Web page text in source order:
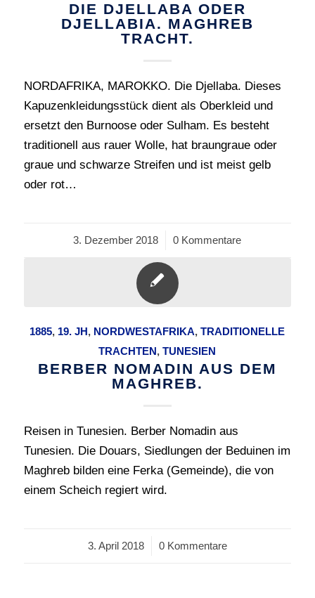
DIE DJELLABA ODER
DJELLABIA. MAGHREB
TRACHT.
NORDAFRIKA, MAROKKO. Die Djellaba. Dieses
Kapuzenkleidungsstück dient als Oberkleid und
ersetzt den Burnoose oder Sulham. Es besteht
traditionell aus rauer Wolle, hat braungraue oder
graue und schwarze Streifen und ist meist gelb
oder rot…
3. Dezember 2018
/ 0 Kommentare
1885, 19. JH, NORDWESTAFRIKA,TRADITIONELLE
TRACHTEN,TUNESIEN
BERBER NOMADIN AUS DEM
MAGHREB.
Reisen in Tunesien. Berber Nomadin aus
Tunesien. Die Douars, Siedlungen der Beduinen im
Maghreb bilden eine Ferka (Gemeinde), die von
einem Scheich regiert wird.
3. April 2018
/ 0 Kommentare